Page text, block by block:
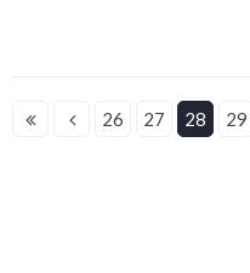
26 27 28 29